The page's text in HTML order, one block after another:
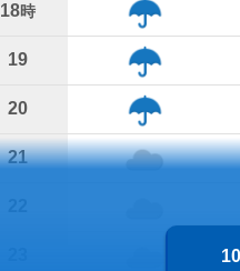
18時
19
20
21